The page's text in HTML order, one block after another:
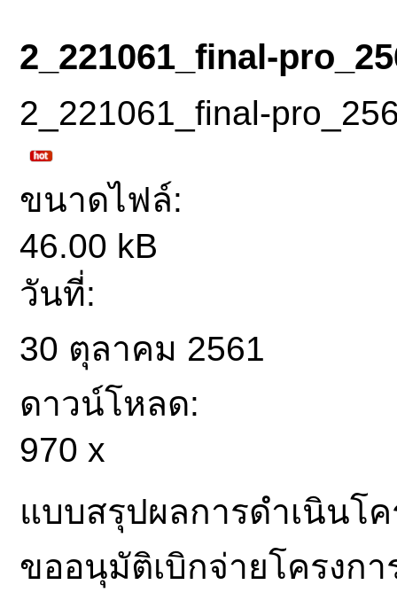
2_221061_final-
2_221061_final-
ขนาดไฟล์:
46.00 kB
วันที่:
30 ตุลาคม 2561
ดาวน์โหลด:
970 x
แบบสรุปผลการดำเนินโ
ขออนุมัติเบิกจ่ายโครงกา